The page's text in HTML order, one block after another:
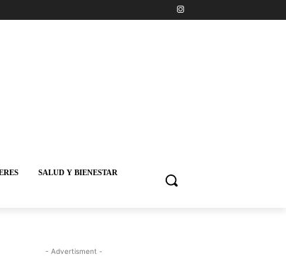
SALUD Y BIENESTAR
- Advertisment -